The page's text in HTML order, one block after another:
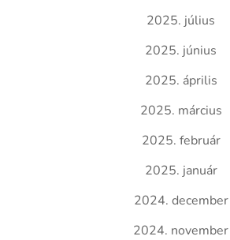
2025. július
2025. június
2025. április
2025. március
2025. február
2025. január
2024. december
2024. november